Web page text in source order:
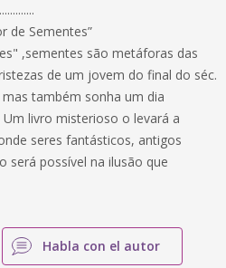
de Sementes”
,sementes são metáforas das
de um jovem do final do séc.
mas também sonha um dia
livro misterioso o levará a
seres fantásticos, antigos
será possível na ilusão que
Habla con el autor